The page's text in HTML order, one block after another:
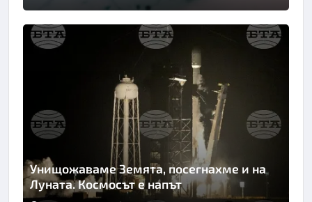
Унищожаваме Земята, посегнахме и на
Луната. Космосът е напът